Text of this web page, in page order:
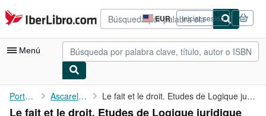
Pasar al contenido principal
IberLibro.com EUR
Preferencias
de
compra
del
Iniciar sesión
Menú
Mi cuenta
Portada Ascarelli T. Le fait et le droit. Etudes de Logique juridique
Le fait et le droit. Etudes de Logique juridique